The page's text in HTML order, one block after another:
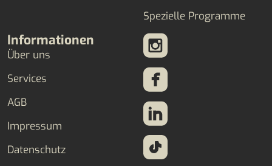
Spezielle Programme
Informationen
Über uns
Services
AGB
Impressum
Datenschutz